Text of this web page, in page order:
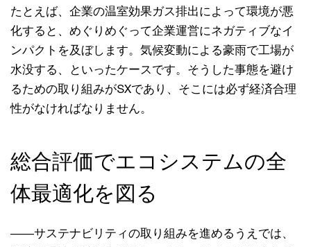
たとえば、企業の温室効果ガス排出によって環境が悪
化すると、めぐりめぐって企業運営にネガティブなイ
ンパクトを及ぼします。気候変動による豪雨で工場が
水没する、といったケースです。そうした事態を避け
るための取り組みがSXであり、そこには必ず経済合理
性がなければなりません。
総合評価でエコシステムの全
体最適化を図る
――サステナビリティの取り組みを進めるうえでは、